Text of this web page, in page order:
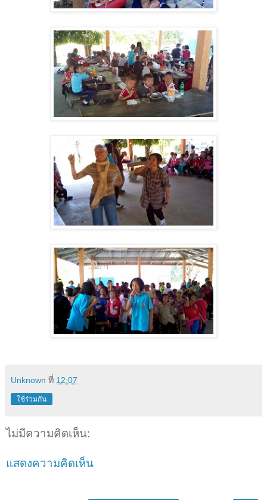
Unknown ที่ 12:07
ใช้ร่วมกัน
ไม่มีความคิดเห็น:
แสดงความคิดเห็น